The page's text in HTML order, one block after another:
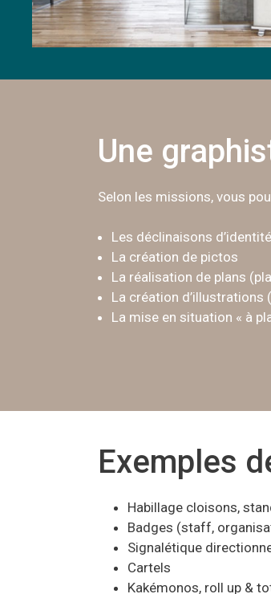
Une
Selon les missions, vous
Les déclinaisons
La création de pictos
La réalisation de plans
La création d’illustrations
La mise en situation « à
Exemples
Habillage cloisons,
Badges (staff,
Signalétique
Cartels
Kakémonos, roll up &